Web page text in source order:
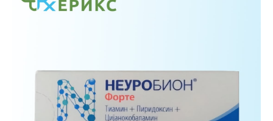
Медицински апрати